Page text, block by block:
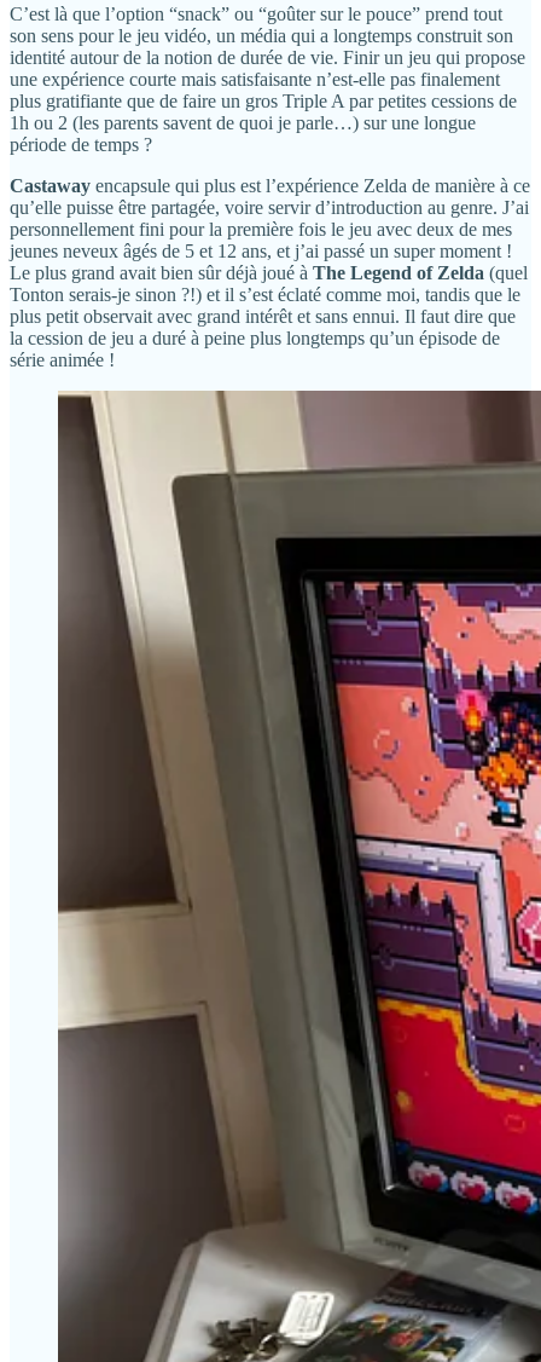
C’est là que l’option “snack” ou “goûter sur le pouce” prend tout
son sens pour le jeu vidéo, un média qui a longtemps construit son
identité autour de la notion de durée de vie. Finir un jeu qui propose
une expérience courte mais satisfaisante n’est-elle pas finalement
plus gratifiante que de faire un gros Triple A par petites cessions de
1h ou 2 (les parents savent de quoi je parle…) sur une longue
période de temps ?
Castaway encapsule qui plus est l’expérience Zelda de manière à ce
qu’elle puisse être partagée, voire servir d’introduction au genre. J’ai
personnellement fini pour la première fois le jeu avec deux de mes
jeunes neveux âgés de 5 et 12 ans, et j’ai passé un super moment !
Le plus grand avait bien sûr déjà joué à The Legend of Zelda (quel
Tonton serais-je sinon ?!) et il s’est éclaté comme moi, tandis que le
plus petit observait avec grand intérêt et sans ennui. Il faut dire que
la cession de jeu a duré à peine plus longtemps qu’un épisode de
série animée !